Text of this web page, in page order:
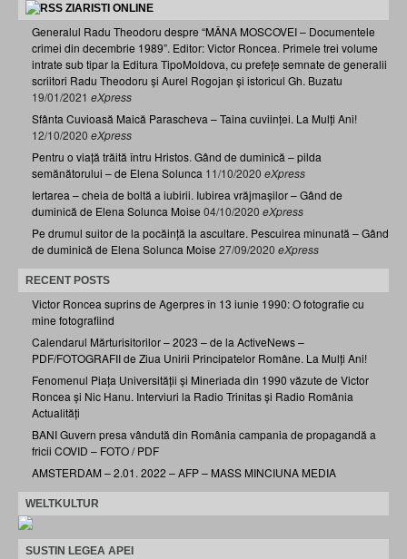
ZIARISTI ONLINE
Generalul Radu Theodoru despre “MÂNA MOSCOVEI – Documentele
crimei din decembrie 1989”. Editor: Victor Roncea. Primele trei volume
intrate sub tipar la Editura TipoMoldova, cu prefețe semnate de generalii
scriitori Radu Theodoru și Aurel Rogojan și istoricul Gh. Buzatu
19/01/2021 eXpress
Sfânta Cuvioasă Maică Parascheva – Taina cuviinței. La Mulți Ani!
12/10/2020 eXpress
Pentru o viață trăită întru Hristos. Gând de duminică – pilda
semănătorului – de Elena Solunca 11/10/2020 eXpress
Iertarea – cheia de boltă a iubirii. Iubirea vrăjmașilor – Gând de
duminică de Elena Solunca Moise 04/10/2020 eXpress
Pe drumul suitor de la pocăință la ascultare. Pescuirea minunată – Gând
de duminică de Elena Solunca Moise 27/09/2020 eXpress
RECENT POSTS
Victor Roncea suprins de Agerpres în 13 iunie 1990: O fotografie cu
mine fotografiind
Calendarul Mărturisitorilor – 2023 – de la ActiveNews –
PDF/FOTOGRAFII de Ziua Unirii Principatelor Române. La Mulți Ani!
Fenomenul Piața Universității și Mineriada din 1990 văzute de Victor
Roncea și Nic Hanu. Interviuri la Radio Trinitas și Radio România
Actualități
BANI Guvern presa vândută din România campania de propagandă a
fricii COVID – FOTO / PDF
AMSTERDAM – 2.01. 2022 – AFP – MASS MINCIUNA MEDIA
WELTKULTUR
SUSTIN LEGEA APEI